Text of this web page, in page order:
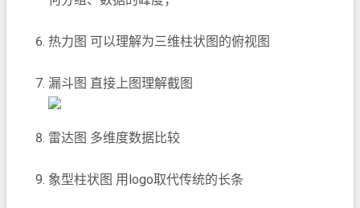
热力图 可以理解为三维柱状图的俯视图
漏斗图 直接上图理解截图
雷达图 多维度数据比较
象型柱状图 用logo取代传统的长条